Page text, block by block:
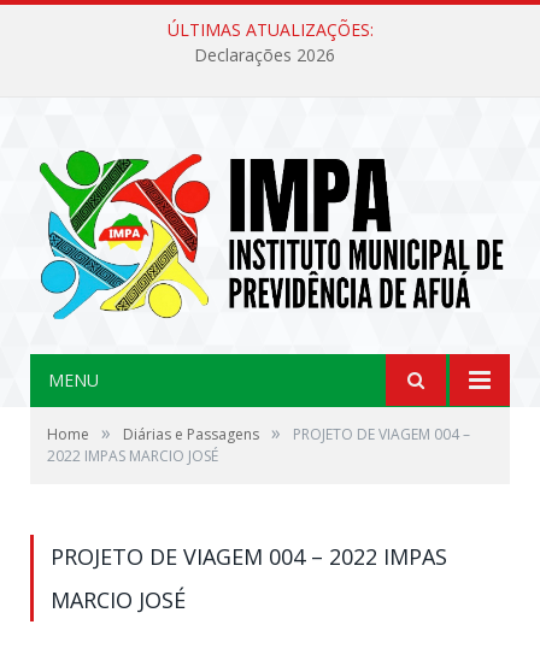
ÚLTIMAS ATUALIZAÇÕES:
Declarações 2026
MENU
Home » Diárias e Passagens »
PROJETO DE VIAGEM 004 –
2022 IMPAS MARCIO JOSÉ
PROJETO DE VIAGEM 004 – 2022 IMPAS
MARCIO JOSÉ